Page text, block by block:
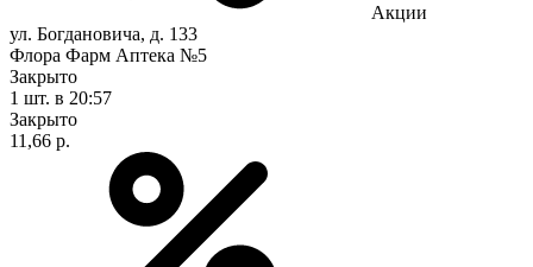
Акции
ул. Богдановича, д. 133
Флора Фарм Аптека №5
Закрыто
1 шт. в 20:57
Закрыто
11,66 р.